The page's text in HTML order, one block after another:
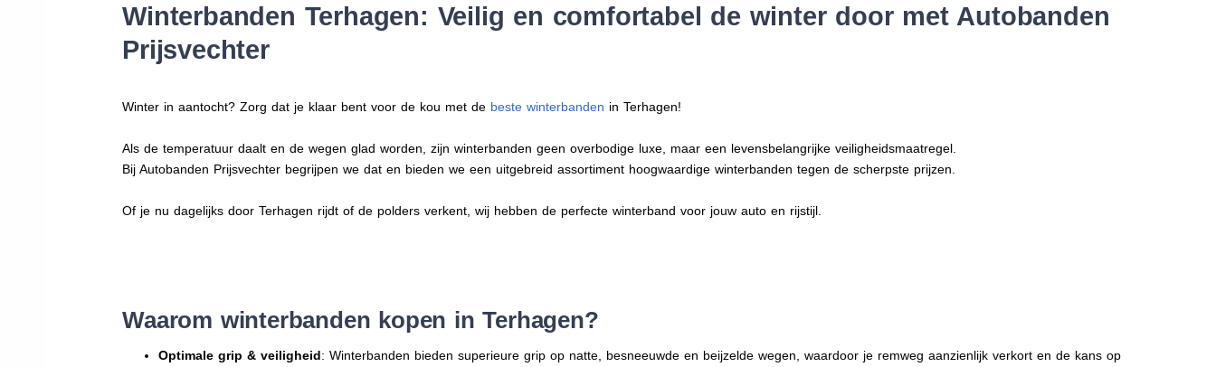
Winterbanden Terhagen: Veilig en comfortabel de winter door met Autobanden
Prijsvechter
Winter in aantocht? Zorg dat je klaar bent voor de kou met de beste winterbanden in Terhagen!
Als de temperatuur daalt en de wegen glad worden, zijn winterbanden geen overbodige luxe, maar een levensbelangrijke veiligheidsmaatregel.
Bij Autobanden Prijsvechter begrijpen we dat en bieden we een uitgebreid assortiment hoogwaardige winterbanden tegen de scherpste prijzen.
Of je nu dagelijks door Terhagen rijdt of de polders verkent, wij hebben de perfecte winterband voor jouw auto en rijstijl.
Waarom winterbanden kopen in Terhagen?
Optimale grip & veiligheid: Winterbanden bieden superieure grip op natte, besneeuwde en beijzelde wegen, waardoor je remweg aanzienlijk verkort en de kans op